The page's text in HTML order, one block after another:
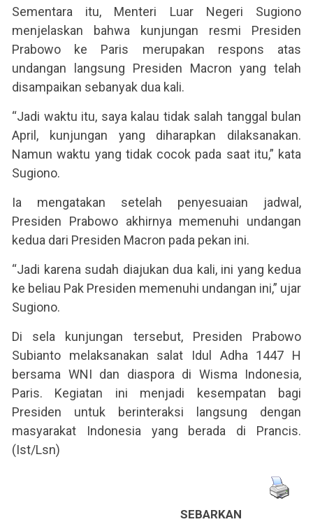
Sementara itu, Menteri Luar Negeri Sugiono
menjelaskan bahwa kunjungan resmi Presiden
Prabowo ke Paris merupakan respons atas
undangan langsung Presiden Macron yang telah
disampaikan sebanyak dua kali.
“Jadi waktu itu, saya kalau tidak salah tanggal bulan
April, kunjungan yang diharapkan dilaksanakan.
Namun waktu yang tidak cocok pada saat itu,” kata
Sugiono.
Ia mengatakan setelah penyesuaian jadwal,
Presiden Prabowo akhirnya memenuhi undangan
kedua dari Presiden Macron pada pekan ini.
“Jadi karena sudah diajukan dua kali, ini yang kedua
ke beliau Pak Presiden memenuhi undangan ini,” ujar
Sugiono.
Di sela kunjungan tersebut, Presiden Prabowo
Subianto melaksanakan salat Idul Adha 1447 H
bersama WNI dan diaspora di Wisma Indonesia,
Paris. Kegiatan ini menjadi kesempatan bagi
Presiden untuk berinteraksi langsung dengan
masyarakat Indonesia yang berada di Prancis.
(Ist/Lsn)
SEBARKAN